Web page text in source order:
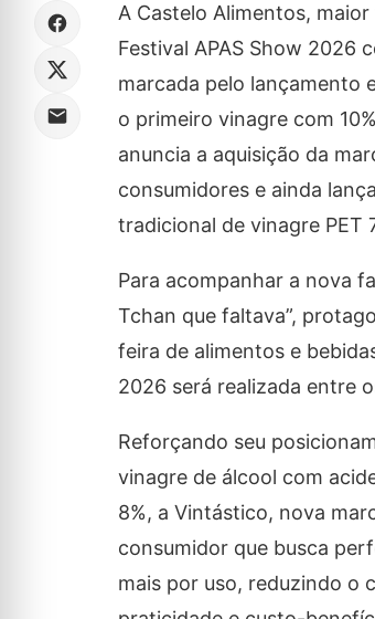
A Castelo Alimentos,
Festival APAS Show 2026
marcada pelo lançamento
o primeiro vinagre com
anuncia a aquisição da
consumidores e ainda
tradicional de vinagre PET
Para acompanhar a nova
Tchan que faltava”,
feira de alimentos e
2026 será realizada entre
Reforçando seu
vinagre de álcool com
8%, a Vintástico, nova
consumidor que busca
mais por uso, reduzindo o